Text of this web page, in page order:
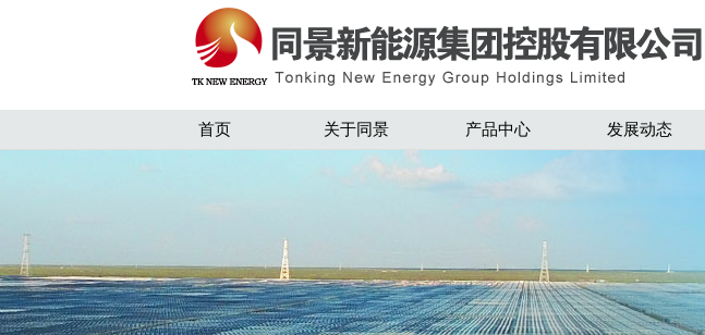
首页 关于同景 产品中心 发展动态